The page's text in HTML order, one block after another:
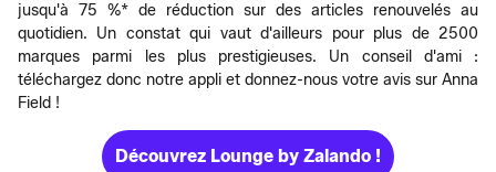
jusqu'à 75 %* de réduction sur des articles renouvelés au
quotidien. Un constat qui vaut d'ailleurs pour plus de 2500
marques parmi les plus prestigieuses. Un conseil d'ami :
téléchargez donc notre appli et donnez-nous votre avis sur Anna
Field !
Découvrez Lounge by Zalando !